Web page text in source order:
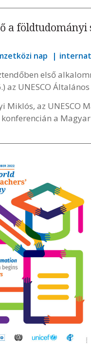
a földtudományi
nap
első
az UNESCO
Miklós, az
konferencián a